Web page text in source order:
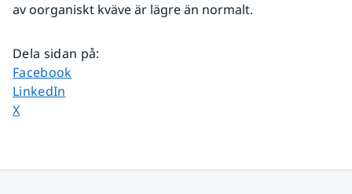
av oorganiskt kväve är lägre än normalt.
Dela sidan på:
Dela sidan på
Facebook
Dela sidan på
LinkedIn
Dela sidan på
X